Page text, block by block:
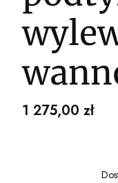
Cena
1 275,00 zł